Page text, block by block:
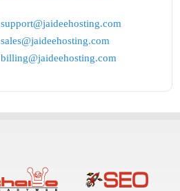
support@jaideehosting.com
sales@jaideehosting.com
billing@jaideehosting.com